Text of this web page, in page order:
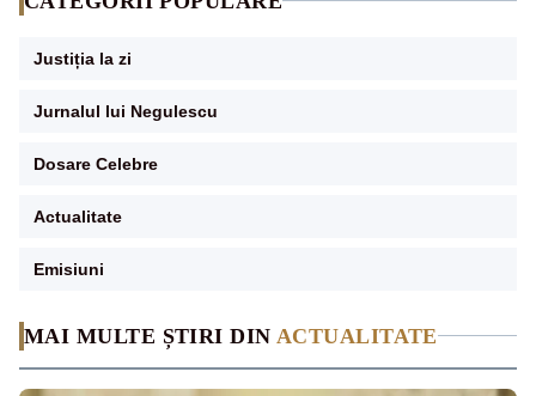
MAI MULTE ȘTIRI DIN ACTUALITATE
Justiția la zi
Jurnalul lui Negulescu
Dosare Celebre
Actualitate
Emisiuni